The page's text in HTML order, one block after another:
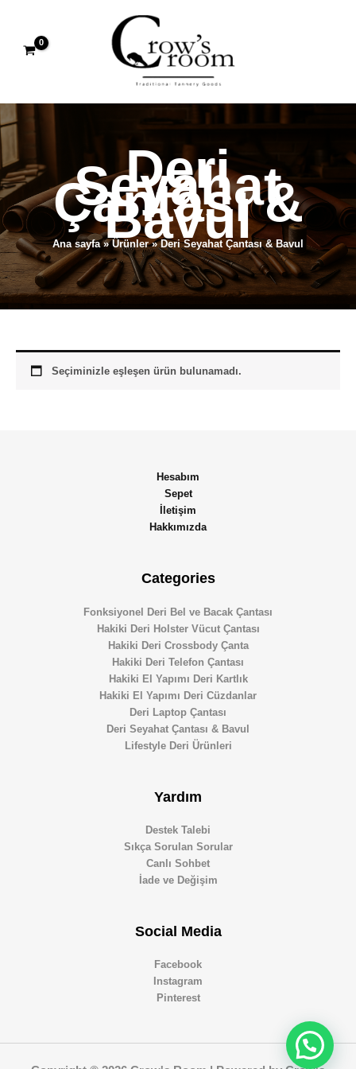
Deri
Seyahat
Çantası &
Bavul
Ana sayfa Ürünler Deri Seyahat Çantası & Bavul
Seçiminizle eşleşen ürün bulunamadı.
Hesabım
Sepet
İletişim
Hakkımızda
Categories
Fonksiyonel Deri Bel ve Bacak Çantası
Hakiki Deri Holster Vücut Çantası
Hakiki Deri Crossbody Çanta
Hakiki Deri Telefon Çantası
Hakiki El Yapımı Deri Kartlık
Hakiki El Yapımı Deri Cüzdanlar
Deri Laptop Çantası
Deri Seyahat Çantası & Bavul
Lifestyle Deri Ürünleri
Yardım
Destek Talebi
Sıkça Sorulan Sorular
Canlı Sohbet
İade ve Değişim
Social Media
Facebook
Instagram
Pinterest